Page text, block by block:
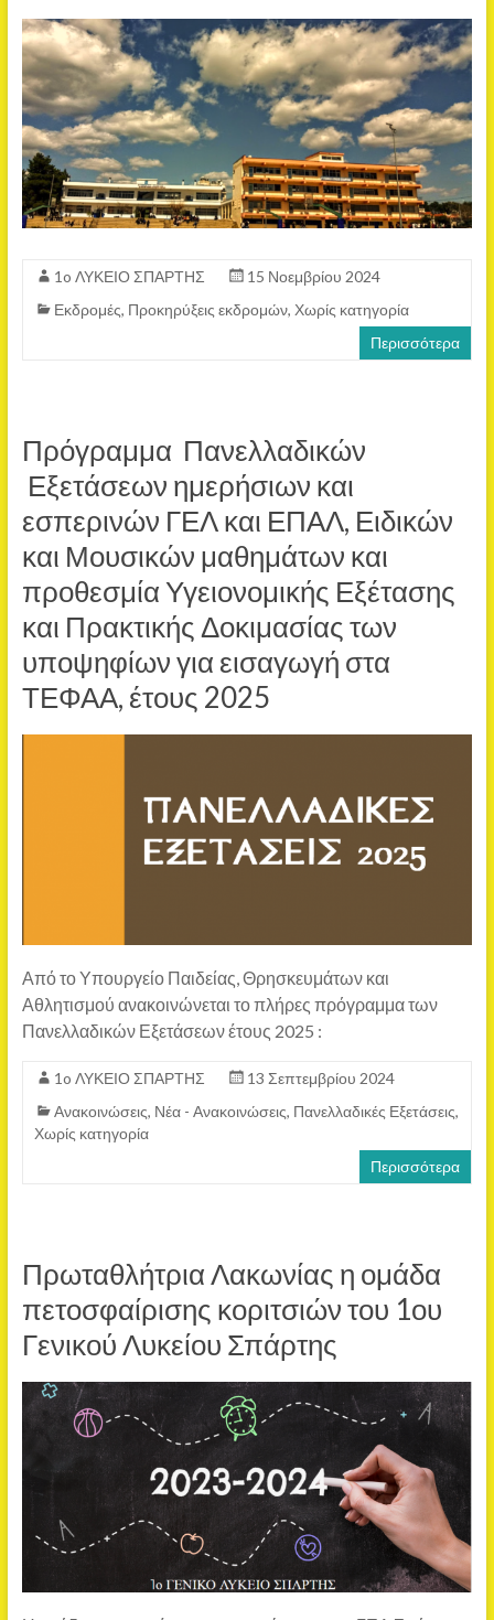
1o ΛΥΚΕΙΟ ΣΠΑΡΤΗΣ
15 Νοεμβρίου 2024
Εκδρομές, Προκηρύξεις εκδρομών, Χωρίς κατηγορία
Περισσότερα
Πρόγραμμα Πανελλαδικών
Εξετάσεων ημερήσιων και
εσπερινών ΓΕΛ και ΕΠΑΛ, Ειδικών
και Μουσικών μαθημάτων και
προθεσμία Υγειονομικής Εξέτασης
και Πρακτικής Δοκιμασίας των
υποψηφίων για εισαγωγή στα
ΤΕΦΑΑ, έτους 2025
Από το Υπουργείο Παιδείας, Θρησκευμάτων και
Αθλητισμού ανακοινώνεται το πλήρες πρόγραμμα των
Πανελλαδικών Εξετάσεων έτους 2025 :
1o ΛΥΚΕΙΟ ΣΠΑΡΤΗΣ
13 Σεπτεμβρίου 2024
Ανακοινώσεις, Νέα - Ανακοινώσεις, Πανελλαδικές Εξετάσεις,
Χωρίς κατηγορία
Περισσότερα
Πρωταθλήτρια Λακωνίας η ομάδα
πετοσφαίρισης κοριτσιών του 1ου
Γενικού Λυκείου Σπάρτης